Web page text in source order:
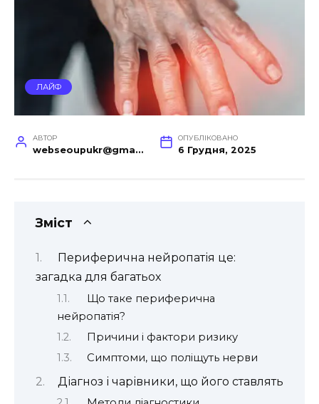
ЛАЙФ
АВТОР
webseoupukr@gmail.com
ОПУБЛІКОВАНО
6 Грудня, 2025
Зміст
Периферична нейропатія це:
загадка для багатьох
Що таке периферична
нейропатія?
Причини і фактори ризику
Симптоми, що поліщуть нерви
Діагноз і чарівники, що його ставлять